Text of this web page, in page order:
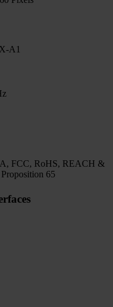
A1
FCC, RoHS, REACH &
65